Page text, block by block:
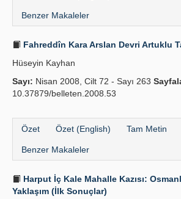
Benzer Makaleler
Fahreddîn Kara Arslan Devri Artuklu
Hüseyin Kayhan
Sayı: Nisan 2008, Cilt 72 - Sayı 263
10.37879/belleten.2008.53
Özet Özet (English) Tam Metin
Benzer Makaleler
Harput İç Kale Mahalle Kazısı:
Yaklaşım (İlk Sonuçlar)